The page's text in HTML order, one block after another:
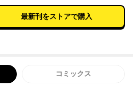
最新刊をストアで購入
コミックス